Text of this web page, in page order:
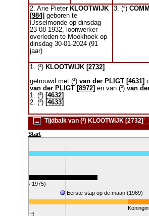
2. Arie Pieter KLOOTWIJK
[984] geboren te
IJsselmonde op dinsdag
23-08-1932, loonwerker
overleden te Mookhoek op
dinsdag 30-01-2024 (91
jaar)
3. (²)
1. (²) KLOOTWIJK [2732]
getrouwd met (²) van der PLIGT [4631]
van der PLIGT [8972] en van (²) van
1. (²) [4632]
2. (²) [4633]
Tijdbalk van (²) KLOOTWIJK [2732]
Start
Eerste stap op de maan (1969)
(1955-1975)